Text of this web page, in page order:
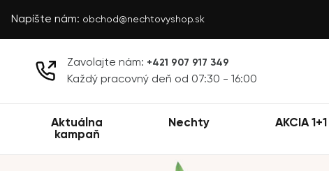
Napíšte nám: obchod@nechtovyshop.sk
Zavolajte nám: +421 907 917 349
Každý pracovný deň od 07:30 - 16:00
Aktuálna
kampaň
Nechty AKCIA 1+1